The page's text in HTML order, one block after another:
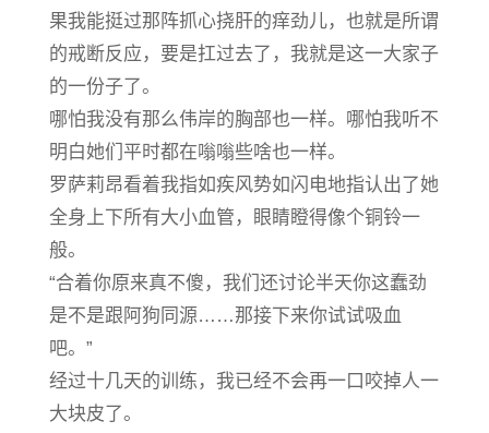
果我能挺过那阵抓心挠肝的痒劲儿，也就是所谓
的戒断反应，要是扛过去了，我就是这一大家子
的一份子了。
哪怕我没有那么伟岸的胸部也一样。哪怕我听不
明白她们平时都在嗡嗡些啥也一样。
罗萨莉昂看着我指如疾风势如闪电地指认出了她
全身上下所有大小血管，眼睛瞪得像个铜铃一
般。
“合着你原来真不傻，我们还讨论半天你这蠢劲
是不是跟阿狗同源……那接下来你试试吸血
吧。”
经过十几天的训练，我已经不会再一口咬掉人一
大块皮了。